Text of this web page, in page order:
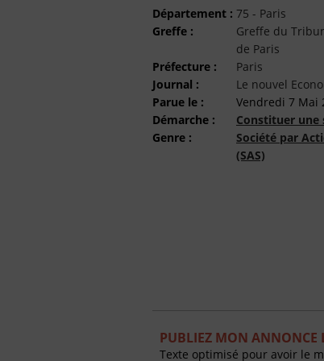
Département : 75 - Paris
Greffe :
Greffe du
de Paris
Préfecture :
Paris
Journal :
Le nouvel
Parue le :
Vendredi 7 Mai
Démarche :
Constituer une
Genre :
Société par
(SAS)
PUBLIEZ MON ANNONCE
Texte optimisé pour avoir le